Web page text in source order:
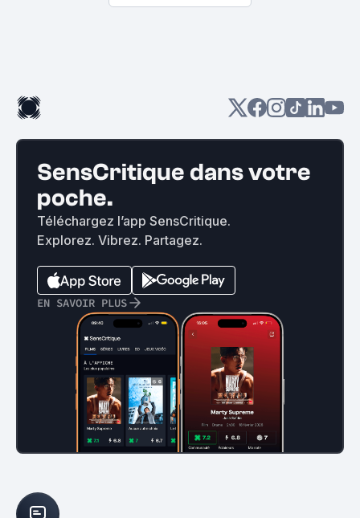
SensCritique dans votre
poche.
Téléchargez l’app SensCritique.
Explorez. Vibrez. Partagez.
EN SAVOIR PLUS